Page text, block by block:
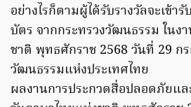
อย่างไรก็ตามผู้ได้รับรางวัลจะเข้า
บัตร จากกระทรวงวัฒนธรรม ในง
ชาติ พุทธศักราช 2568 วันที่ 29
วัฒนธรรมแห่งประเทศไทย
ผลงานการประกวดสื่อปลอดภัยแล